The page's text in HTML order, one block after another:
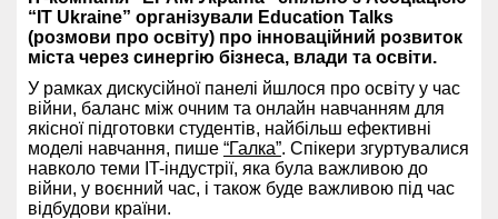
“IT Ukraine” організували Education Talks
(розмови про освіту) про інноваційний розвиток
міста через синергію бізнеса, влади та освіти.
У рамках дискусійної панелі йшлося про освіту у час
війни, баланс між очним та онлайн навчанням для
якісної підготовки студентів, найбільш ефективні
моделі навчання, пише “Галка”. Спікери згуртувалися
навколо теми IT-індустрії, яка була важливою до
війни, у воєнний час, і також буде важливою під час
відбудови країни.